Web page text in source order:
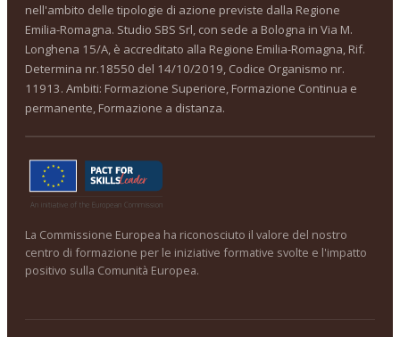
nell'ambito delle tipologie di azione previste dalla Regione
Emilia-Romagna. Studio SBS Srl, con sede a Bologna in Via M.
Longhena 15/A, è accreditato alla Regione Emilia-Romagna, Rif.
Determina nr.18550 del 14/10/2019, Codice Organismo nr.
11913. Ambiti: Formazione Superiore, Formazione Continua e
permanente, Formazione a distanza.
La Commissione Europea ha riconosciuto il valore del nostro
centro di formazione per le iniziative formative svolte e l'impatto
positivo sulla Comunità Europea.